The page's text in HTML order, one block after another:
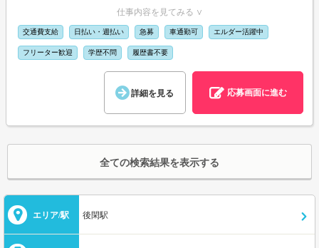
仕事内容を見てみる ∨
交通費支給 日払い・週払い 急募 車通勤可 エルダー活躍中
フリーター歓迎 学歴不問 履歴書不要
詳細を見る 応募画面に進む
全ての検索結果を表示する
エリア/駅 後閑駅